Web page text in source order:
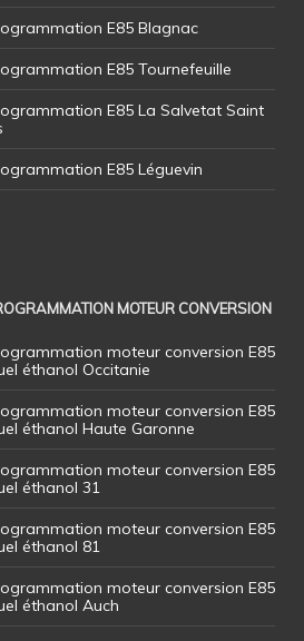
E85 Blagnac
E85 Tournefeuille
E85 La Salvetat Saint
E85 Léguevin
MOTEUR CONVERSION
moteur conversion E85
éthanol Occitanie
moteur conversion E85
éthanol Haute Garonne
moteur conversion E85
éthanol 31
moteur conversion E85
éthanol 81
moteur conversion E85
éthanol Auch